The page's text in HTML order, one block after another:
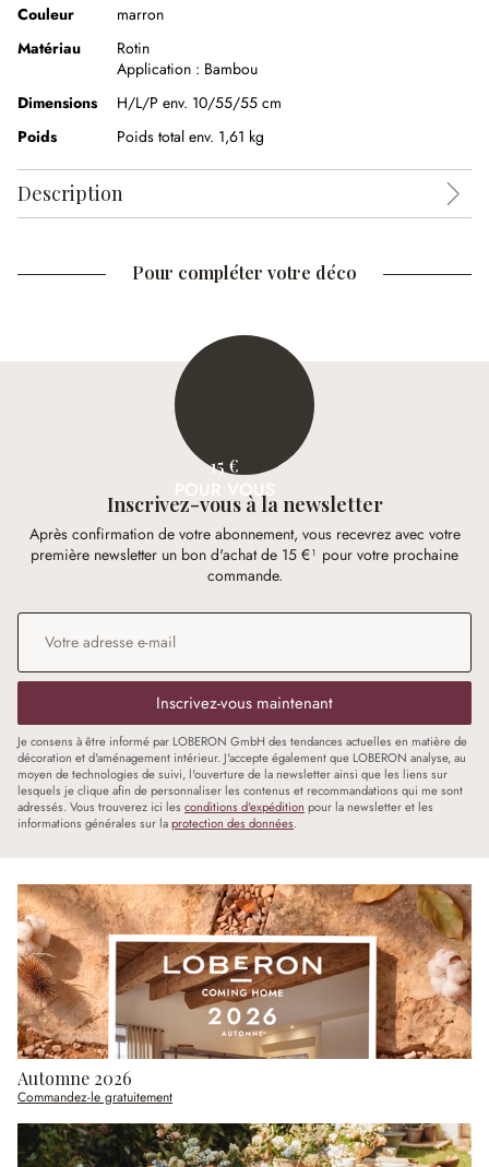
Couleur
marron
Matériau
Rotin
Application : Bambou
Dimensions
H/L/P env. 10/55/55 cm
Poids
Poids total env. 1,61 kg
Description
Pour compléter votre déco
15 €
POUR VOUS
Inscrivez-vous à la newsletter
Après confirmation de votre abonnement, vous recevrez avec votre
première newsletter un bon d'achat de 15 €¹ pour votre prochaine
commande.
Adresse e-mail
Inscrivez-vous maintenant
Je consens à être informé par LOBERON GmbH des tendances actuelles en matière de
décoration et d'aménagement intérieur. J'accepte également que LOBERON analyse, au
moyen de technologies de suivi, l'ouverture de la newsletter ainsi que les liens sur
lesquels je clique afin de personnaliser les contenus et recommandations qui me sont
adressés. Vous trouverez ici les conditions d'expédition pour la newsletter et les
informations générales sur laprotection des données.
Automne 2026
Commandez-le gratuitement